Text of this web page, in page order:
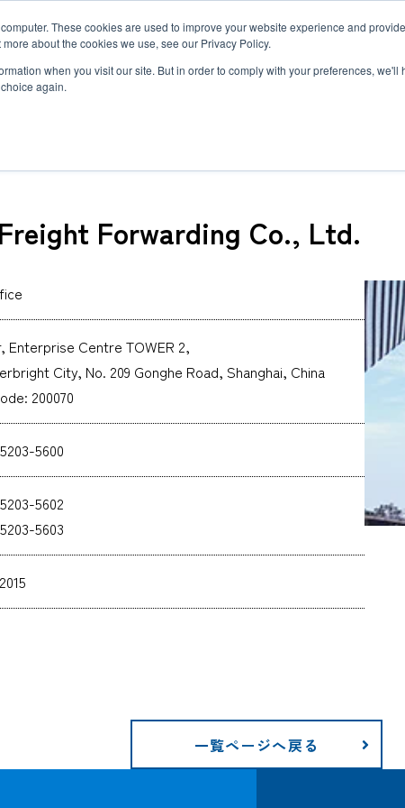
These cookies are used to improve your website experience and
about the cookies we use, see our Privacy Policy.
when you visit our site. But in order to comply with your preferences,
again.
MLG BLOGJP/EN
半導体関連・精密機器輸送
国際海上輸送
カーボンインセット
MCS
サステナビリティ
Innovation
企業情報
企業概要・沿革
ダイバーシティ
Forwarding Co., Ltd.
Enterprise Centre TOWER 2,
City, No. 209 Gonghe Road, Shanghai, China
200070
5600
5602
5603
一覧ページへ戻る